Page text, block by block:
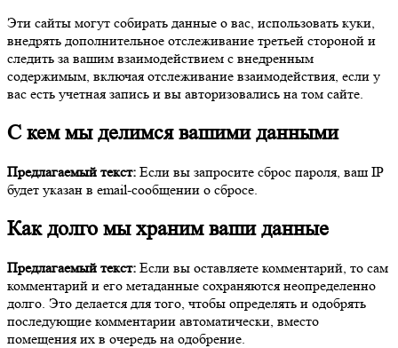
Эти сайты могут собирать данные о вас, использовать куки,
внедрять дополнительное отслеживание третьей стороной и
следить за вашим взаимодействием с внедренным
содержимым, включая отслеживание взаимодействия, если у
вас есть учетная запись и вы авторизовались на том сайте.
С кем мы делимся вашими данными
Предлагаемый текст: Если вы запросите сброс пароля, ваш IP
будет указан в email-сообщении о сбросе.
Как долго мы храним ваши данные
Предлагаемый текст: Если вы оставляете комментарий, то сам
комментарий и его метаданные сохраняются неопределенно
долго. Это делается для того, чтобы определять и одобрять
последующие комментарии автоматически, вместо
помещения их в очередь на одобрение.